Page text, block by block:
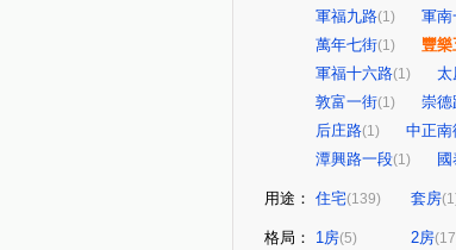
軍福九路(1) 軍南
萬年七街(1) 豐
軍福十六路(1) 太
敦富一街(1) 崇德
后庄路(1) 中正南
潭興路一段(1)
用途： 住宅(139) 套房
格局： 1房(5) 2房